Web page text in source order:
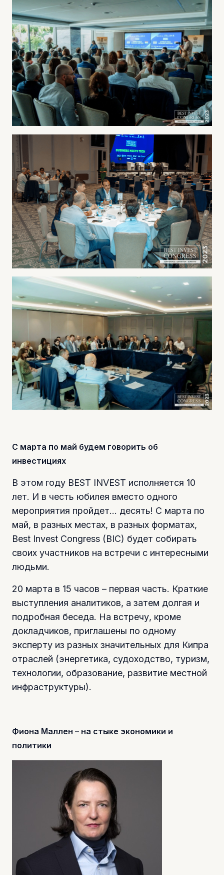
С марта по май будем говорить об
инвестициях
В этом году BEST INVEST исполняется 10
лет. И в честь юбилея вместо одного
мероприятия пройдет… десять! С марта по
май, в разных местах, в разных форматах,
Best Invest Congress (BIC) будет собирать
своих участников на встречи с интересными
людьми.
20 марта в 15 часов – первая часть. Краткие
выступления аналитиков, а затем долгая и
подробная беседа. На встречу, кроме
докладчиков, приглашены по одному
эксперту из разных значительных для Кипра
отраслей (энергетика, судоходство, туризм,
технологии, образование, развитие местной
инфраструктуры).
Фиона Маллен – на стыке экономики и
политики